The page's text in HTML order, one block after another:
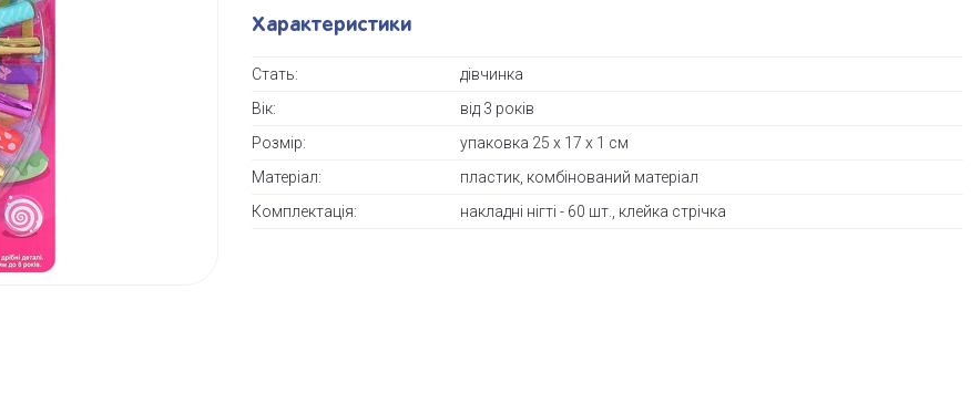
Характеристики
Стать:
дiвчинка
Вік:
від 3 років
Розмір:
упаковка 25 х 17 х 1 см
Матеріал:
пластик, комбінований матеріал
Комплектація:
накладні нігті - 60 шт., клейка стрічка